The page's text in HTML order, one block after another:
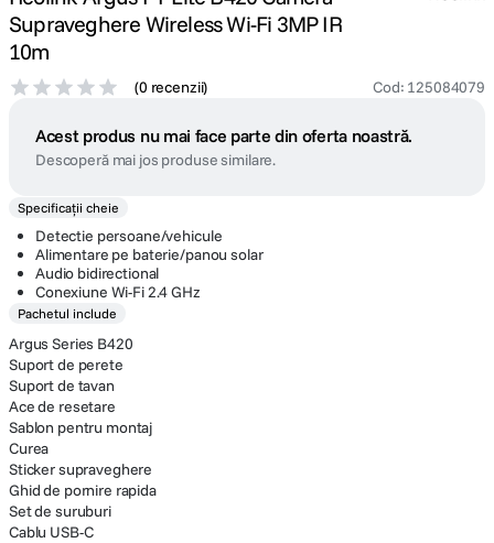
Supraveghere Wireless Wi-Fi 3MP IR
10m
(0 recenzii) Cod: 125084079
Acest produs nu mai face parte din oferta noastră.
Descoperă mai jos produse similare.
Specificații cheie
Detectie persoane/vehicule
Alimentare pe baterie/panou solar
Audio bidirectional
Conexiune Wi-Fi 2.4 GHz
Pachetul include
Argus Series B420
Suport de perete
Suport de tavan
Ace de resetare
Sablon pentru montaj
Curea
Sticker supraveghere
Ghid de pornire rapida
Set de suruburi
Cablu USB-C